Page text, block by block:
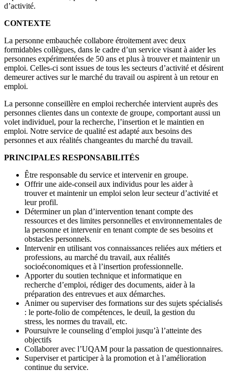
d’activité.
CONTEXTE
La personne embauchée collabore étroitement avec deux
formidables collègues, dans le cadre d’un service visant à aider les
personnes expérimentées de 50 ans et plus à trouver et maintenir un
emploi. Celles-ci sont issues de tous les secteurs d’activité et désirent
demeurer actives sur le marché du travail ou aspirent à un retour en
emploi.
La personne conseillère en emploi recherchée intervient auprès des
personnes clientes dans un contexte de groupe, comportant aussi un
volet individuel, pour la recherche, l’insertion et le maintien en
emploi. Notre service de qualité est adapté aux besoins des
personnes et aux réalités changeantes du marché du travail.
PRINCIPALES RESPONSABILITÉS
Être responsable du service et intervenir en groupe.
Offrir une aide-conseil aux individus pour les aider à
trouver et maintenir un emploi selon leur secteur d’activité et
leur profil.
Déterminer un plan d’intervention tenant compte des
ressources et des limites personnelles et environnementales de
la personne et intervenir en tenant compte de ses besoins et
obstacles personnels.
Intervenir en utilisant vos connaissances reliées aux métiers et
professions, au marché du travail, aux réalités
socioéconomiques et à l’insertion professionnelle.
Apporter du soutien technique et informatique en
recherche d’emploi, rédiger des documents, aider à la
préparation des entrevues et aux démarches.
Animer ou superviser des formations sur des sujets spécialisés
: le porte-folio de compétences, le deuil, la gestion du
stress, les normes du travail, etc.
Poursuivre le counseling d’emploi jusqu’à l’atteinte des
objectifs
Collaborer avec l’UQAM pour la passation de questionnaires.
Superviser et participer à la promotion et à l’amélioration
continue du service.